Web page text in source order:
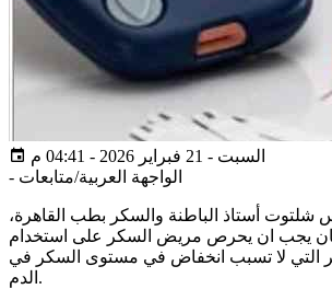
السبت - 21 فبراير 2026 - 04:41 م
- الواجهة العربية/متابعات
شلتوت أستاذ الباطنة والسكر بطب القاهرة،
يجب ان يحرص مريض السكر على استخدام
التي لا تسبب انخفاض في مستوى السكر في
الدم.